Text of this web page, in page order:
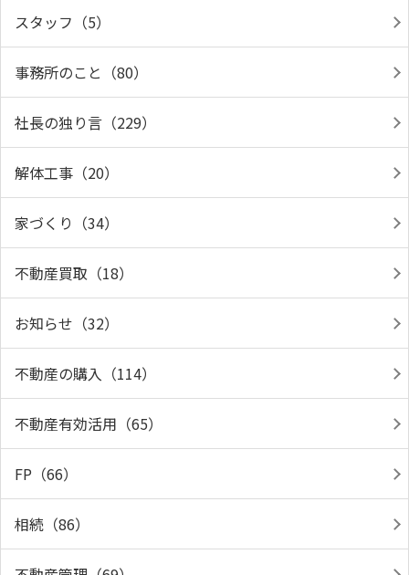
スタッフ（5）
事務所のこと（80）
社長の独り言（229）
解体工事（20）
家づくり（34）
不動産買取（18）
お知らせ（32）
不動産の購入（114）
不動産有効活用（65）
FP（66）
相続（86）